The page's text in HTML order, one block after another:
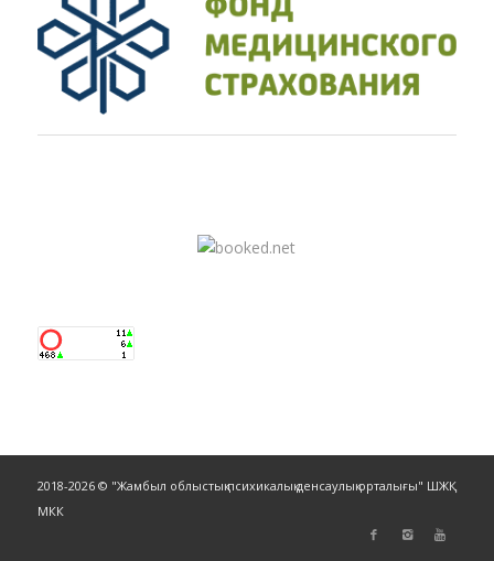
2018-2026 © "Жамбыл облыстық психикалық денсаулық орталығы" ШЖҚ
МКК